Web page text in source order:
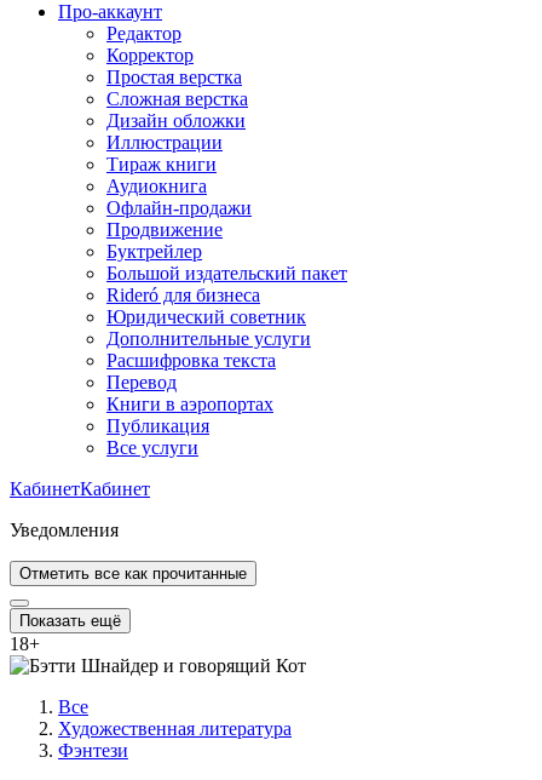
Про-аккаунт
Редактор
Корректор
Простая верстка
Сложная верстка
Дизайн обложки
Иллюстрации
Тираж книги
Аудиокнига
Офлайн-продажи
Продвижение
Буктрейлер
Большой издательский пакет
Rideró для бизнеса
Юридический советник
Дополнительные услуги
Расшифровка текста
Перевод
Книги в аэропортах
Публикация
Все услуги
КабинетКабинет
Уведомления
Отметить все как прочитанные
Показать ещё
18+
Все
Художественная литература
Фэнтези